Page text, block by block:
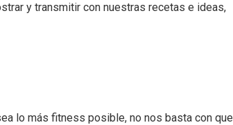
y transmitir con nuestras recetas e ideas,
lo más fitness posible, no nos basta con que